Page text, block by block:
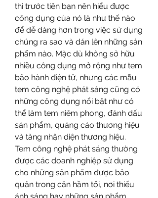
thì trước tiên bạn nên hiểu được
công dụng của nó là như thế nào
để dễ dàng hơn trong việc sử dụng
chúng ra sao và dán lên những sản
phẩm nào. Mặc dù không sở hữu
nhiều công dụng mở rộng như tem
bảo hành điện tử, nhưng các mẫu
tem công nghệ phát sáng cũng có
những công dụng nổi bật như có
thể làm tem niêm phong, đánh dấu
sản phẩm, quảng cáo thương hiệu
và tăng nhận diện thương hiệu.
Tem công nghệ phát sáng thường
được các doanh nghiệp sử dụng
cho những sản phẩm được bảo
quản trong căn hầm tối, nơi thiếu